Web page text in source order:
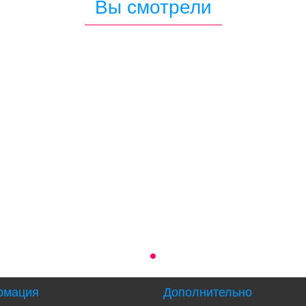
Вы смотрели
Дополнительно